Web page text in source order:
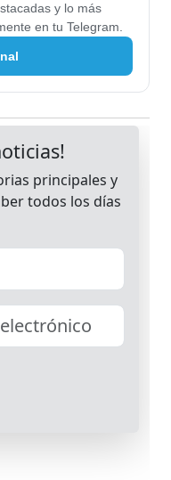
y lo más
en tu Telegram.